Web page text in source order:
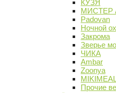
КУЗЯ
МИСТЕР
Padovan
Ночной
Закрома
Зверье
ЧИКА
Ambar
Zoonya
Прочие